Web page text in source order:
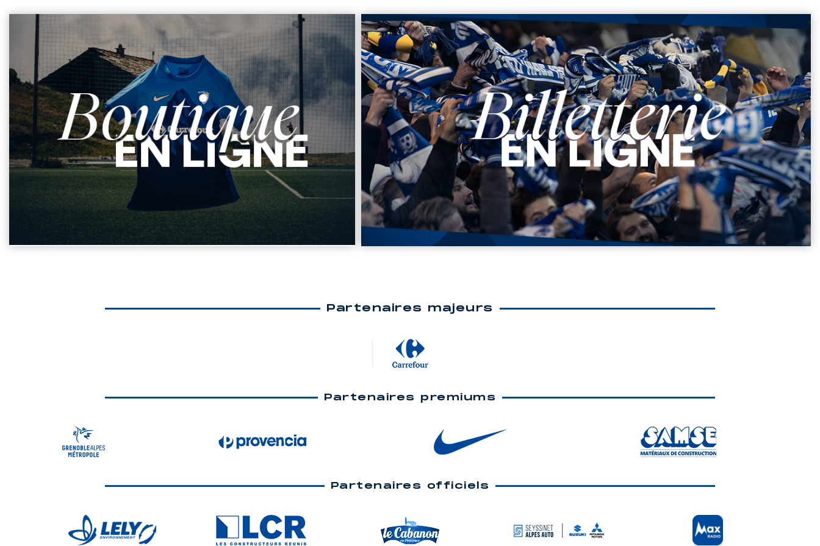
Partenaires majeurs
Partenaires premiums
Partenaires officiels